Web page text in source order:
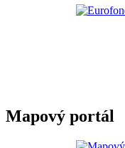
Mapový portál